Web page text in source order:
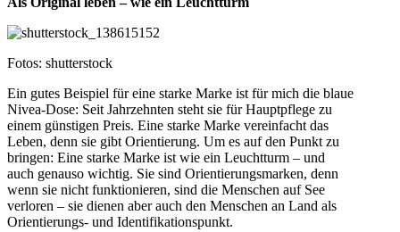
Fotos: shutterstock
Ein gutes Beispiel für eine starke Marke ist für mich die blaue
Nivea-Dose: Seit Jahrzehnten steht sie für Hauptpflege zu
einem günstigen Preis. Eine starke Marke vereinfacht das
Leben, denn sie gibt Orientierung. Um es auf den Punkt zu
bringen: Eine starke Marke ist wie ein Leuchtturm – und
auch genauso wichtig. Sie sind Orientierungsmarken, denn
wenn sie nicht funktionieren, sind die Menschen auf See
verloren – sie dienen aber auch den Menschen an Land als
Orientierungs- und Identifikationspunkt.